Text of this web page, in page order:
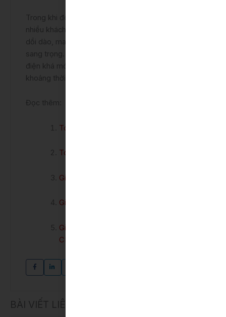
Trong khi đó 2 bản 2.0Q và 2.5Q thường sẽ được
nhiều khách hàng quan tâm hơn bởi lượng trang bị
dồi dào, mang đến những trải nghiệm đẳng cấp và
sang trọng. Còn bản 2.5HV sở hữu loại động cơ lai
điện khá mới nên nhiều khách hàng sẽ cần một
khoảng thời gian để làm quen.
Đọc thêm:
Toyota Camry Hybrid
Toyota Camry Hybird 2025
Giá xe Camry 2025
Giá xe Toyota Camry Hybrid MID CE
Giá xe Toyota Camry Hybrid HEV TOP
CE
BÀI VIẾT LIÊN QUAN